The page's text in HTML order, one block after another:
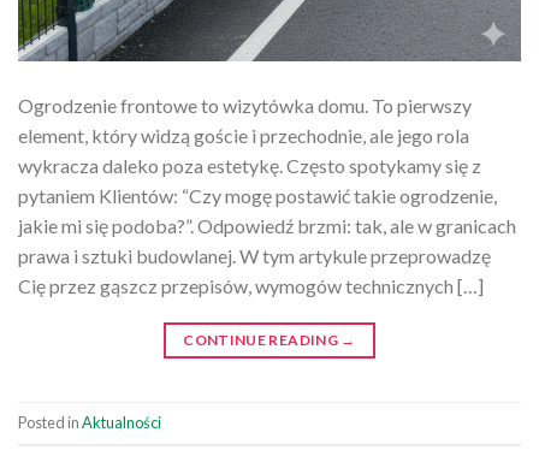
Ogrodzenie frontowe to wizytówka domu. To pierwszy
element, który widzą goście i przechodnie, ale jego rola
wykracza daleko poza estetykę. Często spotykamy się z
pytaniem Klientów: “Czy mogę postawić takie ogrodzenie,
jakie mi się podoba?”. Odpowiedź brzmi: tak, ale w granicach
prawa i sztuki budowlanej. W tym artykule przeprowadzę
Cię przez gąszcz przepisów, wymogów technicznych […]
CONTINUE READING →
Posted inAktualności